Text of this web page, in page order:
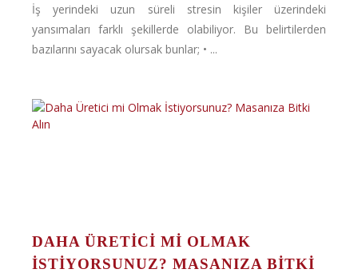
İş yerindeki uzun süreli stresin kişiler üzerindeki
yansımaları farklı şekillerde olabiliyor. Bu belirtilerden
bazılarını sayacak olursak bunlar; • ...
DAHA ÜRETICI MI OLMAK
İSTIYORSUNUZ? MASANIZA BITKI